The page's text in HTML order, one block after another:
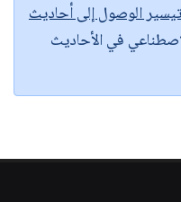
تيسير الوصول إلى أحاديث
في الأحاديث